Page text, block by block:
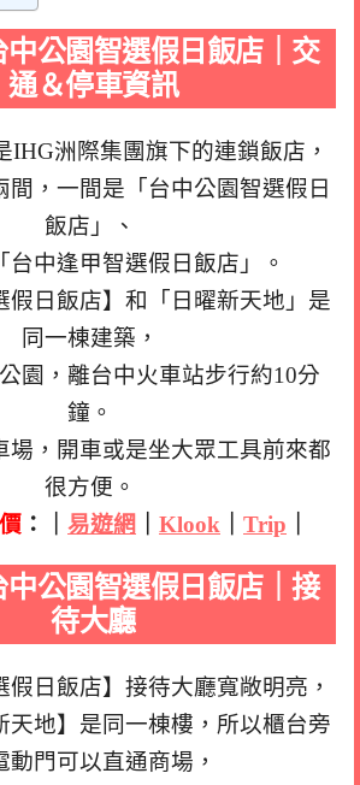
中公園智選假日飯店｜交
通＆停車資訊
IHG洲際集團旗下的連鎖飯店，
間，一間是「台中公園智選假日
飯店」、
台中逢甲智選假日飯店」。
假日飯店】和「日曜新天地」是
同一棟建築，
園，離台中火車站步行約10分
鐘。
場，開車或是坐大眾工具前來都
很方便。
：｜ 易遊網 Klook Trip
中公園智選假日飯店｜接
待大廳
假日飯店】接待大廳寬敞明亮，
天地】是同一棟樓，所以櫃台旁
動門可以直通商場，